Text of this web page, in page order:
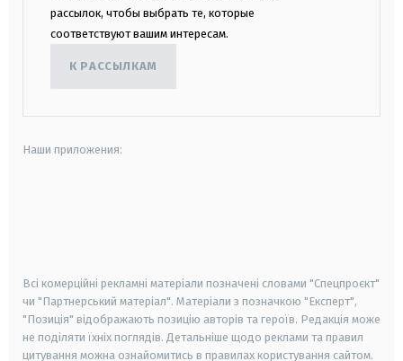
рассылок, чтобы выбрать те, которые
соответствуют вашим интересам.
К РАССЫЛКАМ
Наши приложения:
Всі комерційні рекламні матеріали позначені словами "Спецпроєкт"
чи "Партнерський матеріал". Матеріали з позначкою "Експерт",
"Позиція" відображають позицію авторів та героїв. Редакція може
не поділяти їхніх поглядів. Детальніше щодо реклами та правил
цитування можна ознайомитись в правилах користування сайтом.